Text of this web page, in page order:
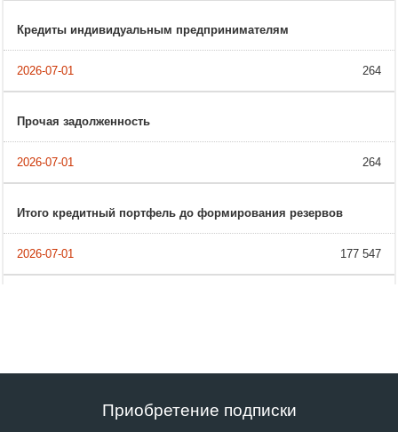
Кредиты индивидуальным предпринимателям
264
Прочая задолженность
264
Итого кредитный портфель до формирования резервов
177 547
Приобретение подписки